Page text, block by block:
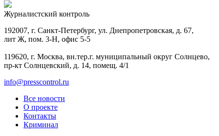
Журналистский контроль
192007, г. Санкт-Петербург, ул. Днепропетровская, д. 67,
лит Ж, пом. 3-Н, офис 5-5
119620, г. Москва, вн.тер.г. муниципальный округ Солнцево,
пр-кт Солнцевский, д. 14, помещ. 4/1
info@presscontrol.ru
Все новости
О проекте
Контакты
Криминал